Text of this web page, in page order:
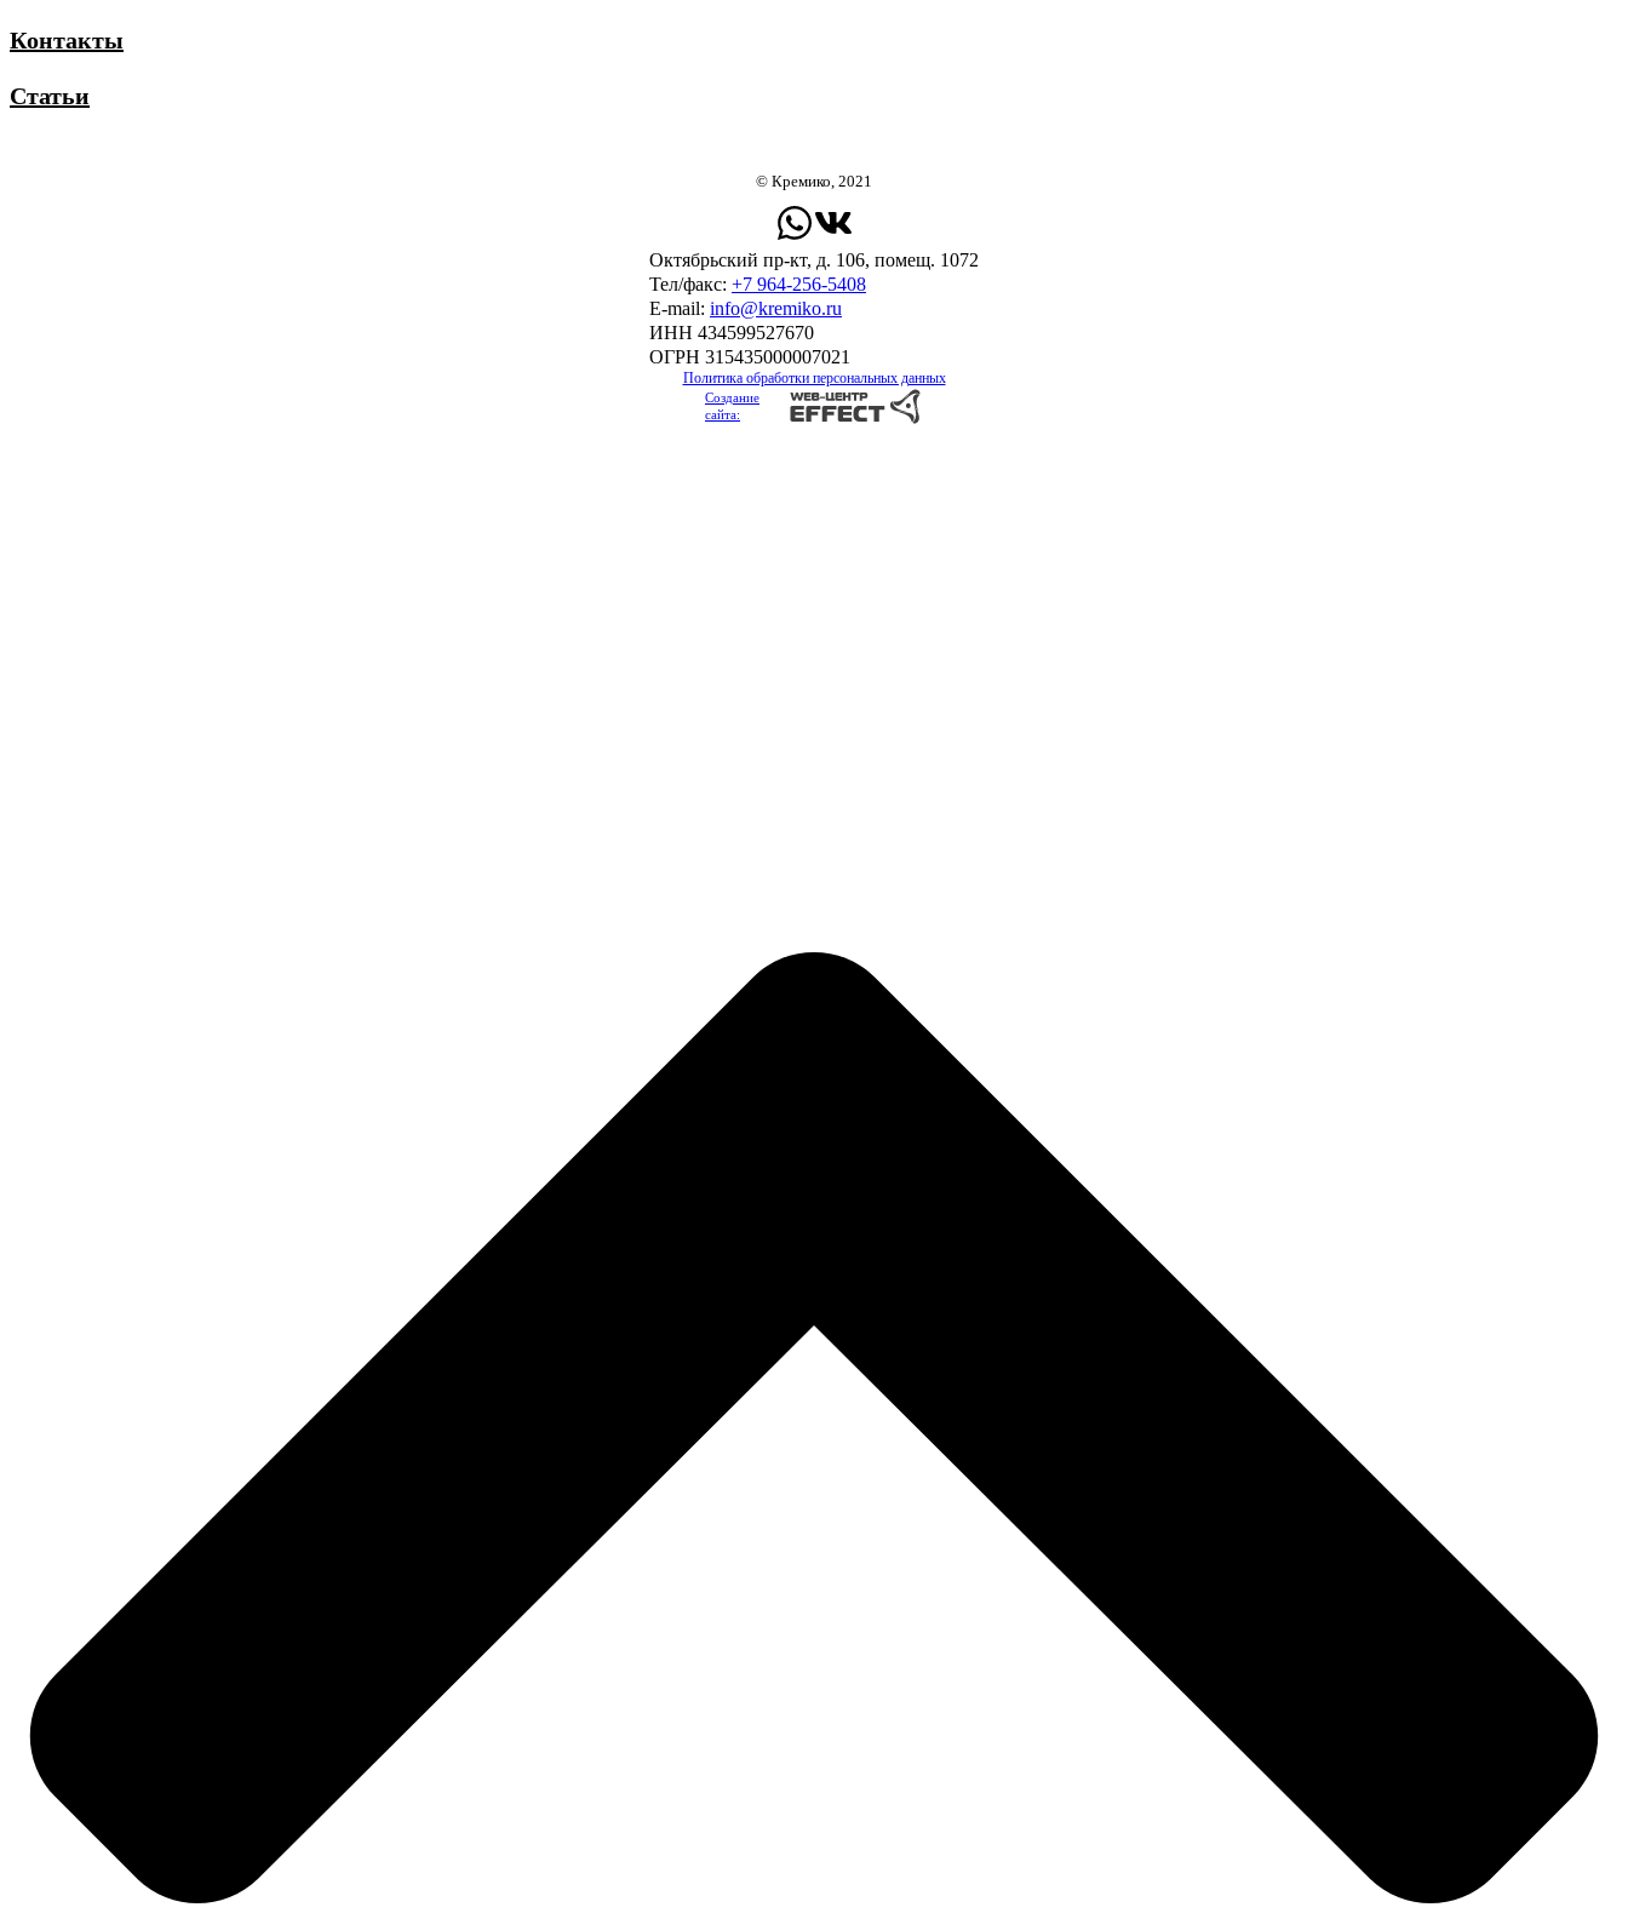
Контакты
Статьи
© Кремико, 2021
Октябрьский пр-кт, д. 106, помещ. 1072
Тел/факс: +7 964-256-5408
Е-mail: info@kremiko.ru
ИНН 434599527670
ОГРН 315435000007021
Политика обработки персональных данных
Создание
сайта: